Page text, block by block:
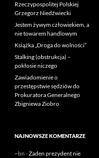
Rzeczypospolitej Polskiej
Grzegorz Niedźwiecki
Jestem żywym człowiekiem, a
nie towarem handlowym
Książka „Droga do wolności”
Stalking (obstrukcja) –
pokłosie niczego
Zawiadomienie o
przestępstwie sędziów do
Prokuratora Generalnego
Zbigniewa Ziobro
NAJNOWSZE KOMENTARZE
~bn -Żaden prezydent nie